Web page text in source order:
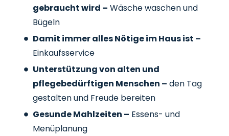
gebraucht wird – Wäsche waschen und
Bügeln
Damit immer alles Nötige im Haus ist –
Einkaufsservice
Unterstützung von alten und
pflegebedürftigen Menschen – den Tag
gestalten und Freude bereiten
Gesunde Mahlzeiten – Essens- und
Menüplanung